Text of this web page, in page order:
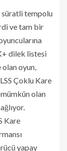
süratli tempolu
ve tam bir
dilek listesi
olan oyun,
Çoklu Kare
olan
Kare
yapay